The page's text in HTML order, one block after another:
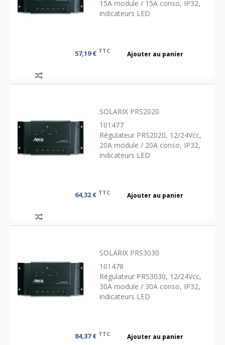
15A module / 15A conso, IP32,
indicateurs LED
57,19 € TTC Ajouter au panier
SOLARIX PRS2020
101477
Régulateur PRS2020, 12/24Vcc,
20A module / 20A conso, IP32,
indicateurs LED
64,32 € TTC Ajouter au panier
SOLARIX PRS3030
101478
Régulateur PRS3030, 12/24Vcc,
30A module / 30A conso, IP32,
indicateurs LED
84,37 € TTC Ajouter au panier